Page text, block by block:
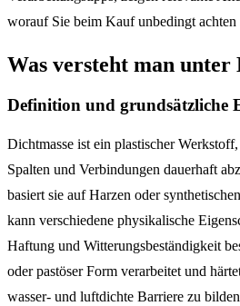
worauf Sie beim Kauf unbedingt achten
Was versteht man unter
Definition und grundsätzliche
Dichtmasse ist ein plastischer
Spalten und Verbindungen dauerhaft
basiert sie auf Harzen oder
kann verschiedene physikalische
Haftung und Witterungsbeständigkeit
oder pastöser Form verarbeitet und
wasser- und luftdichte Barriere zu